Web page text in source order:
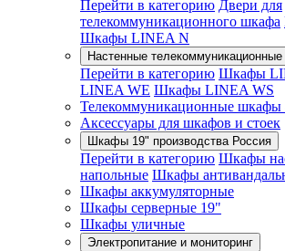
Перейти в категорию Двери для
телекоммуникационного шкафа
Шкафы LINEA N
Настенные
Перейти в категорию Шкафы
LINEA WE Шкафы LINEA WS
Телекоммуникационные шкафы
Аксессуары для шкафов и стоек
Шкафы 19" производства Россия
Перейти в категорию Шкафы
напольные Шкафы
Шкафы аккумуляторные
Шкафы серверные 19"
Шкафы уличные
Электропитание и мониторинг